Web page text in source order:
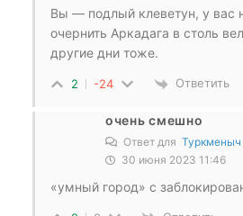
Вы — подлый клеветун, у вас
очернить Аркадага в столь
другие дни тоже.
2 -24 Ответить
очень смешно
Ответ для Туркменыч
30 июня 2023 11:46
«умный город» с